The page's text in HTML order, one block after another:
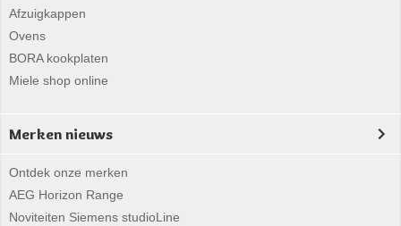
Afzuigkappen
Ovens
BORA kookplaten
Miele shop online
Merken nieuws
Ontdek onze merken
AEG Horizon Range
Noviteiten Siemens studioLine